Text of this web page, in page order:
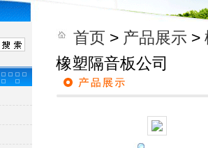
首页 > 产品展示 >
橡塑隔音板公司